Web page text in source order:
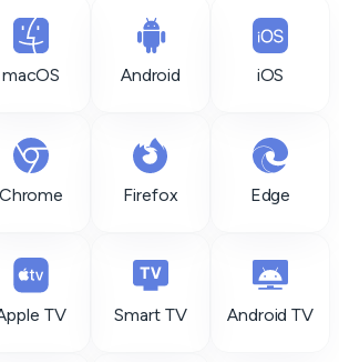
macOS Android iOS
Chrome Firefox Edge
TV Smart TV Android TV